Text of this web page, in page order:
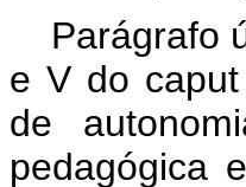
Parágrafo
e V do caput
de
pedagógica